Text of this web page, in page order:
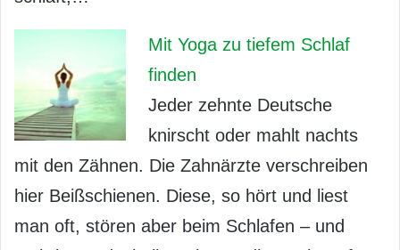
Mit Yoga zu tiefem Schlaf
finden
Jeder zehnte Deutsche
knirscht oder mahlt nachts
mit den Zähnen. Die Zahnärzte verschreiben
hier Beißschienen. Diese, so hört und liest
man oft, stören aber beim Schlafen – und